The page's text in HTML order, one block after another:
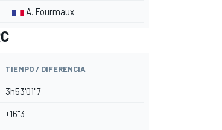
A. Fourmaux
TIEMPO / DIFERENCIA
3h53'01"7
+16"3